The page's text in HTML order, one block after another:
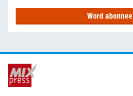
Word abonnee